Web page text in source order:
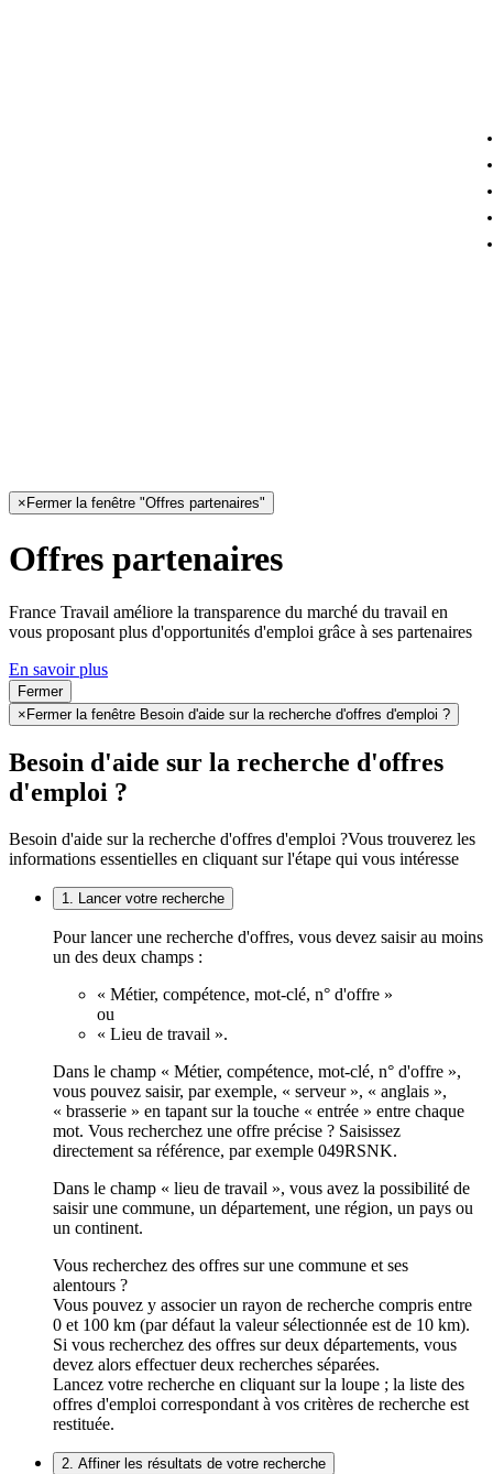
× Fermer la fenêtre "Offres partenaires"
Offres partenaires
France Travail améliore la transparence du marché du travail en
vous proposant plus d'opportunités d'emploi grâce à ses partenaires
En savoir plus
Fermer
× Fermer la fenêtre Besoin d'aide sur la recherche d'offres d'emploi ?
Besoin d'aide sur la recherche d'offres
d'emploi ?
Besoin d'aide sur la recherche d'offres d'emploi ?Vous trouverez les
informations essentielles en cliquant sur l'étape qui vous intéresse
1. Lancer votre recherche
Pour lancer une recherche d'offres, vous devez saisir au moins
un des deux champs :
« Métier, compétence, mot-clé, n° d'offre »
ou
« Lieu de travail ».
Dans le champ « Métier, compétence, mot-clé, n° d'offre »,
vous pouvez saisir, par exemple, « serveur », « anglais »,
« brasserie » en tapant sur la touche « entrée » entre chaque
mot. Vous recherchez une offre précise ? Saisissez
directement sa référence, par exemple 049RSNK.
Dans le champ « lieu de travail », vous avez la possibilité de
saisir une commune, un département, une région, un pays ou
un continent.
Vous recherchez des offres sur une commune et ses
alentours ?
Vous pouvez y associer un rayon de recherche compris entre
0 et 100 km (par défaut la valeur sélectionnée est de 10 km).
Si vous recherchez des offres sur deux départements, vous
devez alors effectuer deux recherches séparées.
Lancez votre recherche en cliquant sur la loupe ; la liste des
offres d'emploi correspondant à vos critères de recherche est
restituée.
2. Affiner les résultats de votre recherche